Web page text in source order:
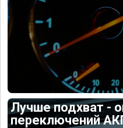
Лучше подхват -
переключений